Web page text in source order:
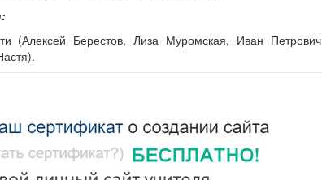
(Алексей Берестов, Лиза Муромская, Иван Петрович
Ивана Петровича Берестова? (Крепкий хозяин,